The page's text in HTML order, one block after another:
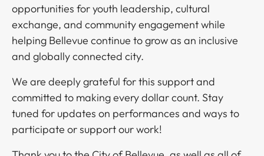
opportunities for youth leadership, cultural
exchange, and community engagement while
helping Bellevue continue to grow as an inclusive
and globally connected city.​​​​‌ ‍ ​‍​‍‌‍ ‌ ​‍‌‍‍‌‌‍‌ ‌‍‍‌‌‍ ‍​‍​‍​ ‍‍​‍​‍‌ ​ ‌‍​‌‌‍ ‍‌‍‍‌‌ ‌​‌ ‍‌​‍ ‍‌‍‍‌‌‍ ​‍​‍​‍ ​​‍​‍‌‍‍​‌ ​‍‌‍‌‌‌‍‌‍​‍​‍​ ‍‍​‍​‍‌‍‍​‌ ‌​‌ ‌​‌ ​​​ ‍‍​‍ ​‍ ‌‍ ​‌‍ ‌‍​ ‌‍​‌‌‍ ​‌‍‍​‌‍ ‌ ​ ‌ ‌​​ ‍‍​ ​ ​ ​ ​ ​ ​ ​ ​‍ ‌‍‍‌‌‍ ‍‌ ‌​‌‍‌‌‌‍ ‍‌ ‌​​‍ ‌‍‌‌‌‍‌​‌‍‍‌‌ ‌​​‍ ‌‍ ‌‌‍ ‌‍‌​‌‍‌‌​ ‌‌ ​​‌ ​‍‌‍‌‌‌ ​ ‌‍‌‌‌‍ ‍‌ ‌​‌‍​‌‌ ‌​‌‍‍‌‌‍ ‌‍ ‍​ ‍ ‌‍‍‌‌‍‌​​ ‌​ ​​​ ​​‌‍‌​‌‍‌‌‌‍‌​‌‍​‌‌‍‌‍‌‍​‌​‍ ‌​ ‌​‌‍​‍​ ‌‍​ ​ ​‍ ‌​ ‌​‌‍​ ​ ‌‌‌‍‌​​‍ ‌​ ‍​​ ‌‌​ ‌‍​ ​‌​‍ ‌‌‍​‍​ ‌ ‌‍‌​‌‍​ ‌‍‌‌​ ​ ​ ‌‌​ ‌ ​ ‌‌‌‍​‌‌‍​‍‌‍‌​​ ‍ ‌ ‌​‌ ‍‌‌ ​​‌‍‌‌​ ‌‌‍ ‍‌‍‌‌‌ ‌ ‌ ​ ‌‍ ​‌‍‌‌‌ ‌​‌ ‌​‌‍‌‌‌ ​‍​ ‍ ‌ ​​‌‍​‌‌ ‌​‌‍‍​​ ‌‌‍​‍‌‍ ‌‍‌​‌ ‍‌​‍‌‌​ ‌‌‌​​‍‌‌ ‌‍‍ ‌‍‌‌‌ ‍‌​‍‌‌​ ​ ‌​‌​​‍‌‌​ ​ ‌​‌​​‍‌‌​ ​‍​ ​‍​ ‌‌​ ​​​ ​​​ ‌ ​ ​‍​ ​‍​ ​​‌‍‌​​ ‌‌‌‍‌‌​ ​ ​ ​ ​‍‌‌​ ​‍​ ​‍​‍‌‌​ ‌‌‌​‌​​‍ ‍‌‍​ ‌‍‍​‌‍‍‌‌‍ ​‌‍‌​‌ ​‍‌‍‌‌‌‍ ‍​‍‌‌​ ‌‌‌​​‍‌‌ ‌‍‍ ‌‍‌‌‌ ‍‌​‍‌‌​ ​ ‌​‌​​‍‌‌​ ​ ‌​‌​​‍‌‌​ ​‍​ ​‍​ ‌ ‌‍‌‍‌‍​‍​ ‌‍‌‍‌‍​ ‍​​ ‍​​ ​​‌‍‌‌​ ‌‍‌‍‌​​ ​​​‍‌‌​ ​‍​ ​‍​‍‌‌​ ‌‌‌​‌​​‍ ‍‌ ‌​‌‍‌‌‌ ‍​‌ ‌​​ ‌‍​‍‌‍​‌‌ ​ ‌‍‌‌‌‌‌‌‌ ​‍‌‍ ​​ ‌‌‍‍​‌ ‌​‌ ‌​‌ ​​​‍‌‌​ ​ ‌​​‌​‍‌‌​ ​‍‌​‌‍​‍‌‌​ ​‍‌​‌‍‌‍ ​‌‍ ‌‍​ ‌‍​‌‌‍ ​‌‍‍​‌‍ ‌ ​ ‌ ‌​​‍‌‌​ ​ ‌​​‌​ ​ ​ ​ ​ ​ ​ ​ ​‍‌‍‌‍‍‌‌‍‌​​ ‌​ ​​​ ​​‌‍‌​‌‍‌‌‌‍‌​‌‍​‌‌‍‌‍‌‍​‌​‍ ‌​ ‌​‌‍​‍​ ‌‍​ ​ ​‍ ‌​ ‌​‌‍​ ​ ‌‌‌‍‌​​‍ ‌​ ‍​​ ‌‌​ ‌‍​ ​‌​‍ ‌‌‍​‍​ ‌ ‌‍‌​‌‍​ ‌‍‌‌​ ​ ​ ‌‌​ ‌ ​ ‌‌‌‍​‌‌‍​‍‌‍‌​​‍‌‍‌ ‌​‌ ‍‌‌ ​​‌‍‌‌​ ‌‌‍ ‍‌‍‌‌‌ ‌ ‌ ​ ‌‍ ​‌‍‌‌‌ ‌​‌ ‌​‌‍‌‌‌ ​‍​‍‌‍‌ ​​‌‍​‌‌ ‌​‌‍‍​​ ‌‌‍​‍‌‍ ‌‍‌​‌ ‍‌​‍‌‌​ ‌‌‌​​‍‌‌ ‌‍‍ ‌‍‌‌‌ ‍‌​‍‌‌​ ​ ‌​‌​​‍‌‌​ ​ ‌​‌​​‍‌‌​ ​‍​ ​‍​ ‌‌​ ​​​ ​​​ ‌ ​ ​‍​ ​‍​ ​​‌‍‌​​ ‌‌‌‍‌‌​ ​ ​ ​ ​‍‌‌​ ​‍​ ​‍​‍‌‌​ ‌‌‌​‌​​‍ ‍‌‍​ ‌‍‍​‌‍‍‌‌‍ ​‌‍‌​‌ ​‍‌‍‌‌‌‍ ‍​‍‌‌​ ‌‌‌​​‍‌‌ ‌‍‍ ‌‍‌‌‌ ‍‌​‍‌‌​ ​ ‌​‌​​‍‌‌​ ​ ‌​‌​​‍‌‌​ ​‍​ ​‍​ ‌ ‌‍‌‍‌‍​‍​ ‌‍‌‍‌‍​ ‍​​ ‍​​ ​​‌‍‌‌​ ‌‍‌‍‌​​ ​​​‍‌‌​ ​‍​ ​‍​‍‌‌​ ‌‌‌​‌​​‍ ‍‌ ‌​‌‍‌‌‌ ‍​‌ ‌​​‍​‍‌ ‌
We are deeply grateful for this support and
committed to making every dollar count. Stay
tuned for updates on performances and ways to
participate or support our work!​​​​‌ ‍ ​‍​‍‌‍ ‌ ​‍‌‍‍‌‌‍‌ ‌‍‍‌‌‍ ‍​‍​‍​ ‍‍​‍​‍‌ ​ ‌‍​‌‌‍ ‍‌‍‍‌‌ ‌​‌ ‍‌​‍ ‍‌‍‍‌‌‍ ​‍​‍​‍ ​​‍​‍‌‍‍​‌ ​‍‌‍‌‌‌‍‌‍​‍​‍​ ‍‍​‍​‍‌‍‍​‌ ‌​‌ ‌​‌ ​​​ ‍‍​‍ ​‍ ‌‍ ​‌‍ ‌‍​ ‌‍​‌‌‍ ​‌‍‍​‌‍ ‌ ​ ‌ ‌​​ ‍‍​ ​ ​ ​ ​ ​ ​ ​ ​‍ ‌‍‍‌‌‍ ‍‌ ‌​‌‍‌‌‌‍ ‍‌ ‌​​‍ ‌‍‌‌‌‍‌​‌‍‍‌‌ ‌​​‍ ‌‍ ‌‌‍ ‌‍‌​‌‍‌‌​ ‌‌ ​​‌ ​‍‌‍‌‌‌ ​ ‌‍‌‌‌‍ ‍‌ ‌​‌‍​‌‌ ‌​‌‍‍‌‌‍ ‌‍ ‍​ ‍ ‌‍‍‌‌‍‌​​ ‌​ ​​​ ​​‌‍‌​‌‍‌‌‌‍‌​‌‍​‌‌‍‌‍‌‍​‌​‍ ‌​ ‌​‌‍​‍​ ‌‍​ ​ ​‍ ‌​ ‌​‌‍​ ​ ‌‌‌‍‌​​‍ ‌​ ‍​​ ‌‌​ ‌‍​ ​‌​‍ ‌‌‍​‍​ ‌ ‌‍‌​‌‍​ ‌‍‌‌​ ​ ​ ‌‌​ ‌ ​ ‌‌‌‍​‌‌‍​‍‌‍‌​​ ‍ ‌ ‌​‌ ‍‌‌ ​​‌‍‌‌​ ‌‌‍ ‍‌‍‌‌‌ ‌ ‌ ​ ‌‍ ​‌‍‌‌‌ ‌​‌ ‌​‌‍‌‌‌ ​‍​ ‍ ‌ ​​‌‍​‌‌ ‌​‌‍‍​​ ‌‌‍​‍‌‍ ‌‍‌​‌ ‍‌​‍‌‌​ ‌‌‌​​‍‌‌ ‌‍‍ ‌‍‌‌‌ ‍‌​‍‌‌​ ​ ‌​‌​​‍‌‌​ ​ ‌​‌​​‍‌‌​ ​‍​ ​‍​ ‌ ​ ‌‍​ ​​​ ‌ ‌‍‌​‌‍​ ‌‍​ ‌‍​‌​ ‍​​ ‌‌​ ​‍​ ‌ ​‍‌‌​ ​‍​ ​‍​‍‌‌​ ‌‌‌​‌​​‍ ‍‌‍​ ‌‍‍​‌‍‍‌‌‍ ​‌‍‌​‌ ​‍‌‍‌‌‌‍ ‍​‍‌‌​ ‌‌‌​​‍‌‌ ‌‍‍ ‌‍‌‌‌ ‍‌​‍‌‌​ ​ ‌​‌​​‍‌‌​ ​ ‌​‌​​‍‌‌​ ​‍​ ​‍​ ​‌​ ‌‌​ ​ ​ ‍‌​ ​​​ ‍​‌‍​‌​ ‍‌‌‍​ ​ ​‌​ ​ ‌‍​‍​‍‌‌​ ​‍​ ​‍​‍‌‌​ ‌‌‌​‌​​‍ ‍‌ ‌​‌‍‌‌‌ ‍​‌ ‌​​ ‌‍​‍‌‍​‌‌ ​ ‌‍‌‌‌‌‌‌‌ ​‍‌‍ ​​ ‌‌‍‍​‌ ‌​‌ ‌​‌ ​​​‍‌‌​ ​ ‌​​‌​‍‌‌​ ​‍‌​‌‍​‍‌‌​ ​‍‌​‌‍‌‍ ​‌‍ ‌‍​ ‌‍​‌‌‍ ​‌‍‍​‌‍ ‌ ​ ‌ ‌​​‍‌‌​ ​ ‌​​‌​ ​ ​ ​ ​ ​ ​ ​ ​‍‌‍‌‍‍‌‌‍‌​​ ‌​ ​​​ ​​‌‍‌​‌‍‌‌‌‍‌​‌‍​‌‌‍‌‍‌‍​‌​‍ ‌​ ‌​‌‍​‍​ ‌‍​ ​ ​‍ ‌​ ‌​‌‍​ ​ ‌‌‌‍‌​​‍ ‌​ ‍​​ ‌‌​ ‌‍​ ​‌​‍ ‌‌‍​‍​ ‌ ‌‍‌​‌‍​ ‌‍‌‌​ ​ ​ ‌‌​ ‌ ​ ‌‌‌‍​‌‌‍​‍‌‍‌​​‍‌‍‌ ‌​‌ ‍‌‌ ​​‌‍‌‌​ ‌‌‍ ‍‌‍‌‌‌ ‌ ‌ ​ ‌‍ ​‌‍‌‌‌ ‌​‌ ‌​‌‍‌‌‌ ​‍​‍‌‍‌ ​​‌‍​‌‌ ‌​‌‍‍​​ ‌‌‍​‍‌‍ ‌‍‌​‌ ‍‌​‍‌‌​ ‌‌‌​​‍‌‌ ‌‍‍ ‌‍‌‌‌ ‍‌​‍‌‌​ ​ ‌​‌​​‍‌‌​ ​ ‌​‌​​‍‌‌​ ​‍​ ​‍​ ‌ ​ ‌‍​ ​​​ ‌ ‌‍‌​‌‍​ ‌‍​ ‌‍​‌​ ‍​​ ‌‌​ ​‍​ ‌ ​‍‌‌​ ​‍​ ​‍​‍‌‌​ ‌‌‌​‌​​‍ ‍‌‍​ ‌‍‍​‌‍‍‌‌‍ ​‌‍‌​‌ ​‍‌‍‌‌‌‍ ‍​‍‌‌​ ‌‌‌​​‍‌‌ ‌‍‍ ‌‍‌‌‌ ‍‌​‍‌‌​ ​ ‌​‌​​‍‌‌​ ​ ‌​‌​​‍‌‌​ ​‍​ ​‍​ ​‌​ ‌‌​ ​ ​ ‍‌​ ​​​ ‍​‌‍​‌​ ‍‌‌‍​ ​ ​‌​ ​ ‌‍​‍​‍‌‌​ ​‍​ ​‍​‍‌‌​ ‌‌‌​‌​​‍ ‍‌ ‌​‌‍‌‌‌ ‍​‌ ‌​​‍​‍‌ ‌